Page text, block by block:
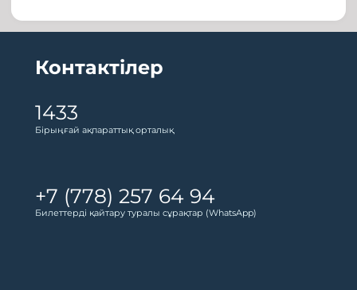
Контактілер
1433
Бірыңғай ақпараттық орталық
+7 (778) 257 64 94
Билеттерді қайтару туралы сұрақтар (WhatsApp)